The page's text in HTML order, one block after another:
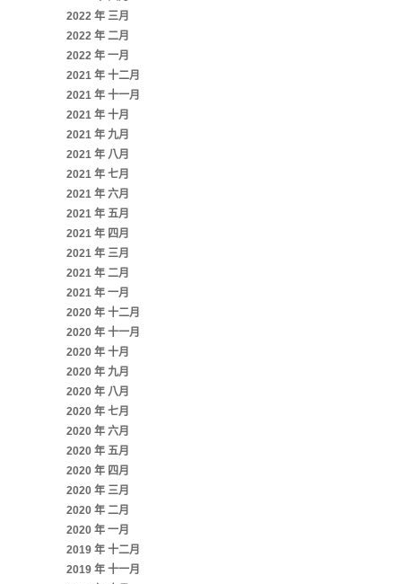
2022 年 三月
2022 年 二月
2022 年 一月
2021 年 十二月
2021 年 十一月
2021 年 十月
2021 年 九月
2021 年 八月
2021 年 七月
2021 年 六月
2021 年 五月
2021 年 四月
2021 年 三月
2021 年 二月
2021 年 一月
2020 年 十二月
2020 年 十一月
2020 年 十月
2020 年 九月
2020 年 八月
2020 年 七月
2020 年 六月
2020 年 五月
2020 年 四月
2020 年 三月
2020 年 二月
2020 年 一月
2019 年 十二月
2019 年 十一月